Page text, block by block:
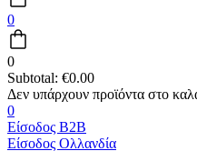
0
0
Subtotal: €0.00
0
Είσοδος B2B
Είσοδος Ολλανδία